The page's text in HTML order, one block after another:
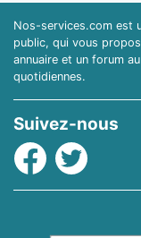
Nos-services.com est
public, qui vous
annuaire et un forum
quotidiennes.
Suivez-nous
Facebook
Twitter